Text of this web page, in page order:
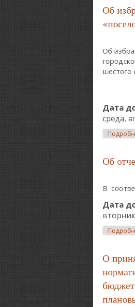
Об
Об
шестого
Дата
среда,
Об
В
Дата
О